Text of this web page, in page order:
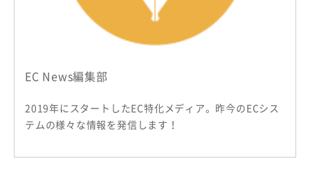
EC News編集部
2019年にスタートしたEC特化メディア。昨今のECシス
テムの様々な情報を発信します！